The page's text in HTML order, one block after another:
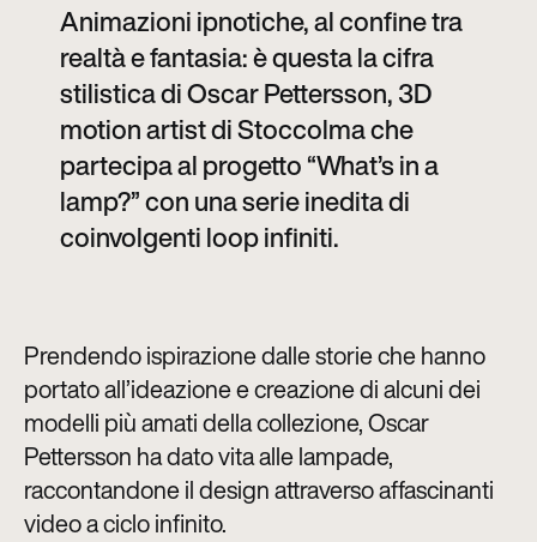
Animazioni ipnotiche, al confine tra
realtà e fantasia: è questa la cifra
stilistica di Oscar Pettersson, 3D
motion artist di Stoccolma che
partecipa al progetto “What’s in a
lamp?” con una serie inedita di
coinvolgenti loop infiniti.
Prendendo ispirazione dalle storie che hanno
portato all’ideazione e creazione di alcuni dei
modelli più amati della collezione, Oscar
Pettersson ha dato vita alle lampade,
raccontandone il design attraverso affascinanti
video a ciclo infinito.